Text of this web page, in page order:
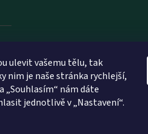
ulevit vašemu tělu, tak
nim je naše stránka rychlejší,
„Souhlasím“ nám dáte
jednotlivě v „Nastavení“.